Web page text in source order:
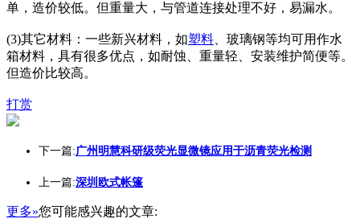
单，造价较低。但重量大，与管道连接处理不好，易漏水。
(3)其它材料：一些新兴材料，如塑料 、玻璃钢等均可用作水
箱材料，具有很多优点，如耐蚀、重量轻、安装维护简便等。
但造价比较高。
打赏
下一篇:广州明慧科研级荧光显微镜应用于沥青荧光检测
上一篇:深圳欧式帐篷
更多»您可能感兴趣的文章: